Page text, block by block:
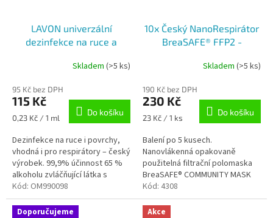
LAVON univerzální
dezinfekce na ruce a
produktu
je
5,0
5
hvězdiček.
Skladem(>5 ks)
95 Kč bez DPH
115 Kč
Měrná
0,23 Kč / 1 ml
Do košíku
Dezinfekce na ruce i povrchy,
vhodná i pro respirátory – český
výrobek. 99,9% účinnost 65 %
alkoholu zvláčňující látka s
praktickým rozprašovačem
Kód: OM990098
10x Český NanoRespirátor
BreaSAFE® FFP2 -
M
Skladem (>5 ks)
190 Kč bez DPH
230 Kč
Měrná
23 Kč / 1 ks
Do košíku
Balení po 5 kusech.
Nanovlákenná opakovaně
použitelná filtrační polomaska
BreaSAFE® COMMUNITY MASK
FFP2 se záchytem pevných
částic více než 95 %. Splňuje
evropskou normu...
Kód: 4308
Doporučujeme
Akce